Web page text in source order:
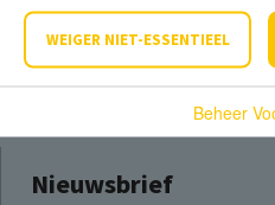
Nieuwsbrief
WEIGER NIET-ESSENTIEEL
Beheer